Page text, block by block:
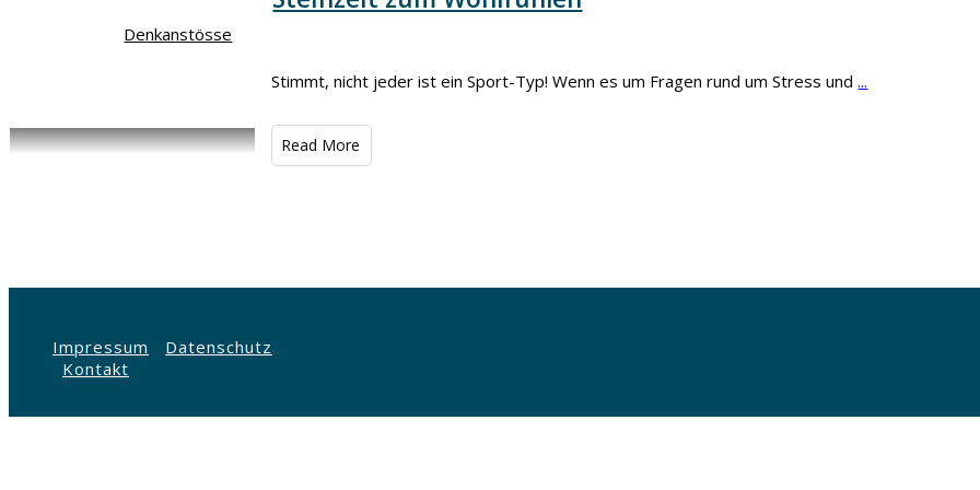
Denkanstösse
Stimmt, nicht jeder ist ein Sport-Typ! Wenn es um Fragen rund um Stress und...
​Read More
Impressum
Datenschutz
Kontakt